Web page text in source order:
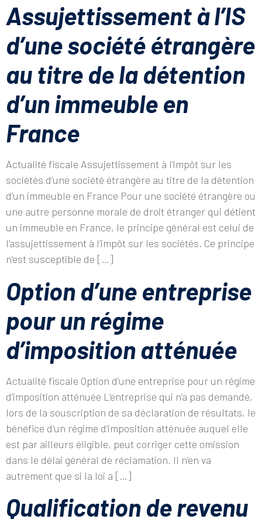
Assujettissement à l’IS
d’une société étrangère
au titre de la détention
d’un immeuble en
France
Actualité fiscale Assujettissement à l’impôt sur les
sociétés d’une société étrangère au titre de la détention
d’un immeuble en France Pour une société étrangère ou
une autre personne morale de droit étranger qui détient
un immeuble en France, le principe général est celui de
l’assujettissement à l’impôt sur les sociétés. Ce principe
n’est susceptible de […]
Option d’une entreprise
pour un régime
d’imposition atténuée
Actualité fiscale Option d’une entreprise pour un régime
d’imposition atténuée L’entreprise qui n’a pas demandé,
lors de la souscription de sa déclaration de résultats, le
bénéfice d’un régime d’imposition atténuée auquel elle
est par ailleurs éligible, peut corriger cette omission
dans le délai général de réclamation. Il n’en va
autrement que si la loi a […]
Qualification de revenu